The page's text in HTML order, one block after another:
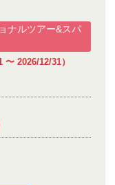
ナルツアー&スパ
2026/12/31）